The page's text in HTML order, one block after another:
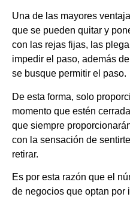
Una de las mayores
que se pueden quitar y
con las rejas fijas, las
impedir el paso, además
se busque permitir el paso.
De esta forma, solo
momento que estén
que siempre
con la sensación de
retirar.
Es por esta razón que el
de negocios que optan por